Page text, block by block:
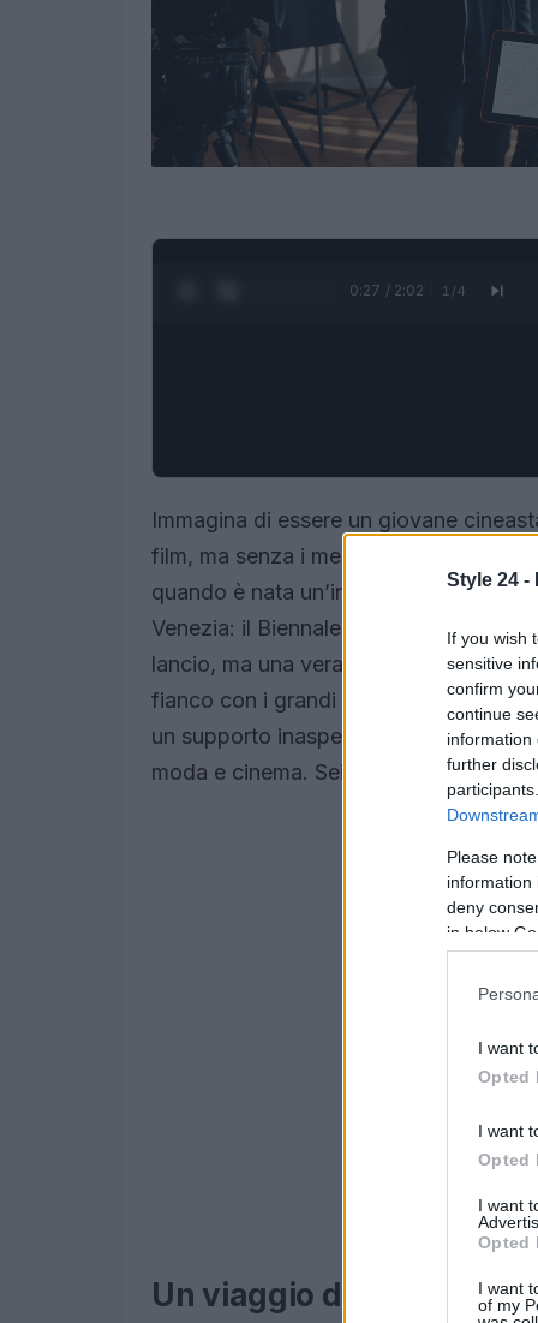
Style 24 -
If you wish
sensitive
confirm
continue
information
further
Please
information
deny
in below
I want
Opted
I want
Opted
I want
Opted
I want
of my
0:28 / 2:02 1 /4
Immagina di essere un giovane
film, ma senza i mezzi per farlo. Non
quando è nata un’iniziativa
Venezia: il Biennale College Cinema.
lancio, ma una vera e propria
fianco con i grandi maestri del
un supporto inaspettato da Chanel,
moda e cinema. Sei curioso di
Un viaggio dal sogno